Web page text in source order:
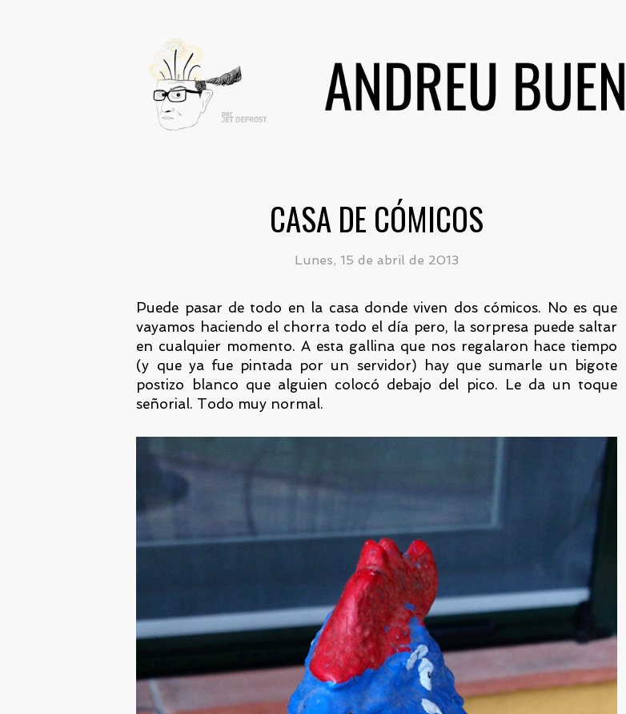
CASA DE CÓMICOS
Lunes, 15 de abril de 2013
Puede pasar de todo en la casa donde viven dos cómicos. No es que
vayamos haciendo el chorra todo el día pero, la sorpresa puede saltar
en cualquier momento. A esta gallina que nos regalaron hace tiempo
(y que ya fue pintada por un servidor) hay que sumarle un bigote
postizo blanco que alguien colocó debajo del pico. Le da un toque
señorial. Todo muy normal.